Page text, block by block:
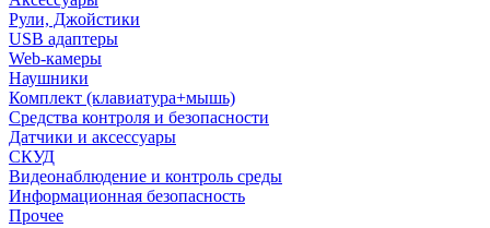
Рули, Джойстики
USB адаптеры
Web-камеры
Наушники
Комплект (клавиатура+мышь)
Средства контроля и безопасности
Датчики и аксессуары
СКУД
Видеонаблюдение и контроль среды
Информационная безопасность
Прочее